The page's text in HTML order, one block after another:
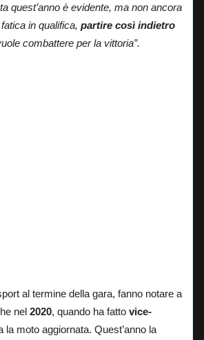
quest’anno è evidente, ma non ancora
in qualifica, partire così indietro
combattere per la vittoria”.
al termine della gara, fanno notare a
nel 2020, quando ha fatto vice-
la moto aggiornata. Quest’anno la